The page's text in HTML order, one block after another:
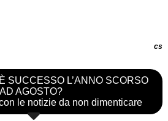
cs
SUCCESSO L’ANNO SCORSO
AD AGOSTO?
le notizie da non dimenticare